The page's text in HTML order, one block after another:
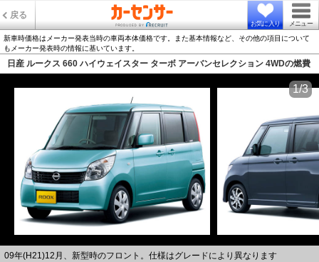
戻る
お気に入り メニュー
新車時価格はメーカー発表当時の車両本体価格です。また基本情報など、その他の項目について
もメーカー発表時の情報に基いています。
日産 ルークス 660 ハイウェイスター ターボ アーバンセレクション 4WDの燃費
09年(H21)12月、新型時のフロント。仕様はグレードにより異なります
1/3